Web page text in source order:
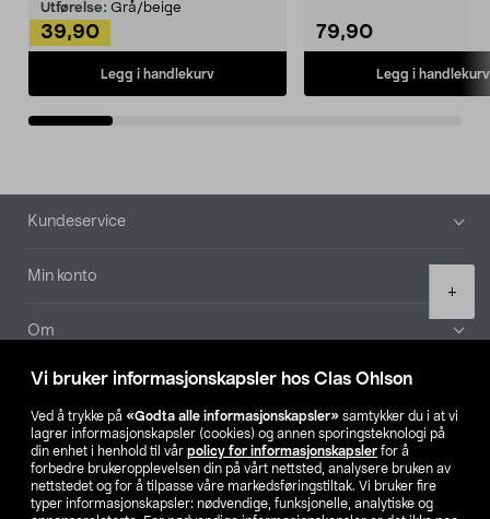
Vi bruker informasjonskapsler hos Clas Ohlson
Ved å trykke på «Godta alle informasjonskapsler» samtykker du i at vi
lagrer informasjonskapsler (cookies) og annen sporingsteknologi på
din enhet i henhold til vår policy for informasjonskapsler for å
forbedre brukeropplevelsen din på vårt nettsted, analysere bruken av
nettstedet og for å tilpasse våre markedsføringstiltak. Vi bruker fire
typer informasjonskapsler: nødvendige, funksjonelle, analytiske og
+
Utførelse: Grå/beige
39,90
Legg i handlekurv
79,90
Legg i handlekurv
Bunntekst
Kundeservice
Min konto
Om
Aktuelt
Våre selskaper
Finn din butikk